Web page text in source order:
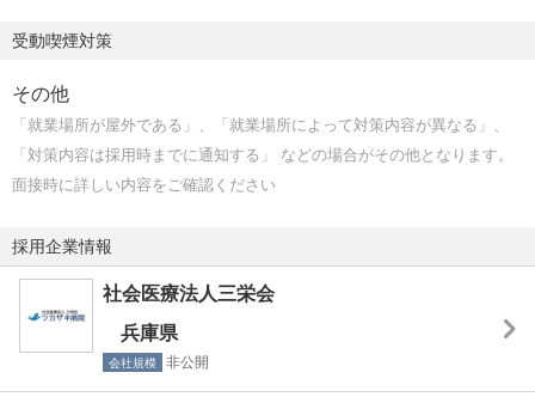
法人内看護部に、教育支援室を設置しています。
◎キャリアラダー
新卒から3年間の一貫した卒後研修やラダー別研修、ジェネ
ラリスト研修、リーダー研修、看護管理者研修など継続教
を推奨し、専門性を高める資格修得や学会発表を積極的に
支援しています。スタッフひとり一人の知識・技術の向上
を目指し、看護部全体のレベルアップを図っています。ま
た、これらは法人内看護部全体で実施し、法人内の連携・
協働を促進し、自律した看護師を育成しています。
◎プリセプター制度
※未消化の年次有給休暇は、20日を限度として翌年に繰り
越せます。
慶弔休暇、特別休暇（育児休暇・介護休暇・看護休暇）
■賞与
年間4.5ヶ月分
■給与改定
年1回
■手当
・夜勤手当
準夜手当 4,500円/回、深夜手当 7,000円/回（その他、超
受動喫煙対策
その他
「就業場所が屋外である」、「就業場所によって対策内容が異なる」、
「対策内容は採用時までに通知する」 などの場合がその他となります。
面接時に詳しい内容をご確認ください
採用企業情報
社会医療法人三栄会
兵庫県
会社規模 非公開